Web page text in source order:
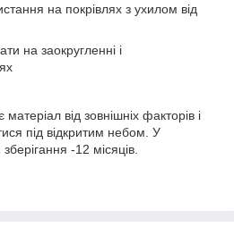
на покрівлях з ухилом від
на заокругленні і
від зовнішніх факторів і
під відкритим небом. У
-12 місяців.